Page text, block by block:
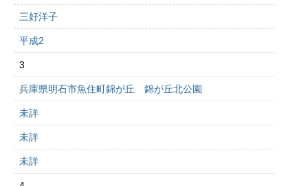
三好洋子
平成2
3
兵庫県明石市魚住町錦が丘 錦が丘北公園
未詳
未詳
未詳